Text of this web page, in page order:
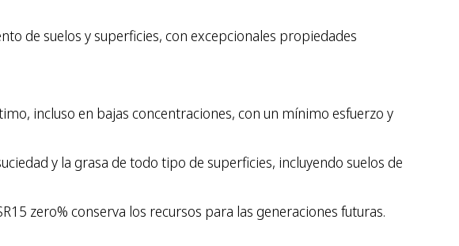
de suelos y superficies, con excepcionales propiedades
incluso en bajas concentraciones, con un mínimo esfuerzo y
y la grasa de todo tipo de superficies, incluyendo suelos de
zero% conserva los recursos para las generaciones futuras.